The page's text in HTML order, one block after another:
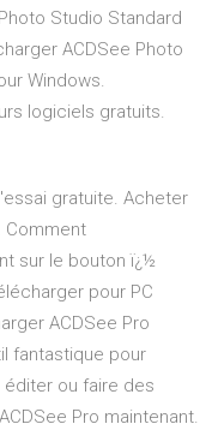
Studio Standard
ACDSee Photo
Windows.
logiciels gratuits.
gratuite. Acheter
Comment
sur le bouton ï¿½
pour PC
ACDSee Pro
fantastique pour
ou faire des
Pro maintenant.